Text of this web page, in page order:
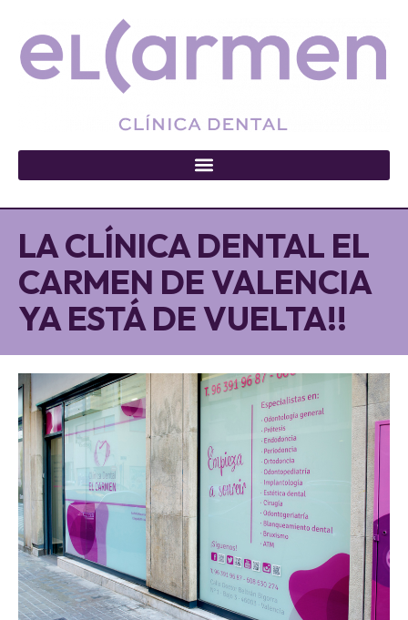
LA CLÍNICA DENTAL EL
CARMEN DE VALENCIA
YA ESTÁ DE VUELTA!!